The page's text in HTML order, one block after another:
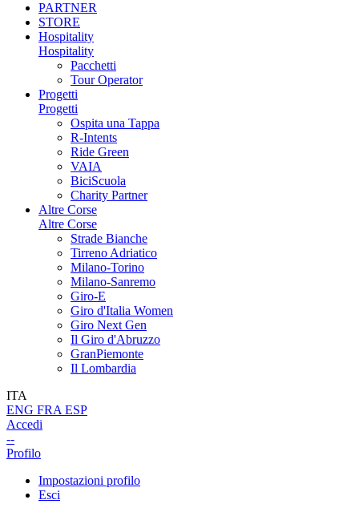
PARTNER
STORE
Hospitality
Hospitality
Pacchetti
Tour Operator
Progetti
Progetti
Ospita una Tappa
R-Intents
Ride Green
VAIA
BiciScuola
Charity Partner
Altre Corse
Altre Corse
Strade Bianche
Tirreno Adriatico
Milano-Torino
Milano-Sanremo
Giro-E
Giro d'Italia Women
Giro Next Gen
Il Giro d'Abruzzo
GranPiemonte
Il Lombardia
ITA
ENG FRA ESP
Accedi
--
Profilo
Impostazioni profilo
Esci